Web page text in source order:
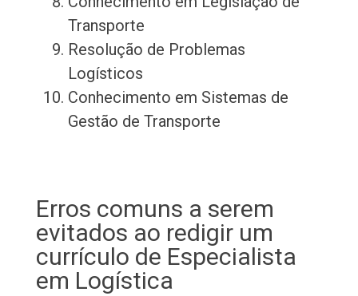
Transporte
Resolução de Problemas
Logísticos
Conhecimento em Sistemas de
Gestão de Transporte
Erros comuns a serem
evitados ao redigir um
currículo de Especialista
em Logística